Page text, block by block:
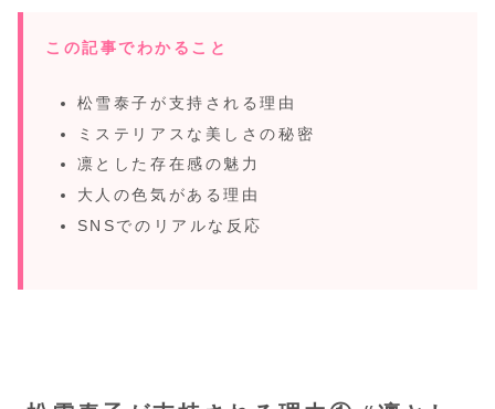
この記事でわかること
松雪泰子が支持される理由
ミステリアスな美しさの秘密
凛とした存在感の魅力
大人の色気がある理由
SNSでのリアルな反応